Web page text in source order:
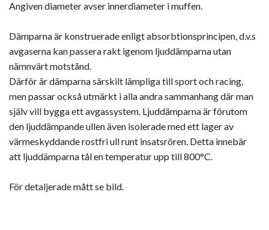
Angiven diameter avser innerdiameter i muffen.
Dämparna är konstruerade enligt absorbtionsprincipen, d.v.s
avgaserna kan passera rakt igenom ljuddämparna utan
nämnvärt motstånd.
Därför är dämparna särskilt lämpliga till sport och racing,
men passar också utmärkt i alla andra sammanhang där man
själv vill bygga ett avgassystem. Ljuddämparna är förutom
den ljuddämpande ullen även isolerade med ett lager av
värmeskyddande rostfri ull runt insatsrören. Detta innebär
att ljuddämparna tål en temperatur upp till 800°C.
För detaljerade mått se bild.